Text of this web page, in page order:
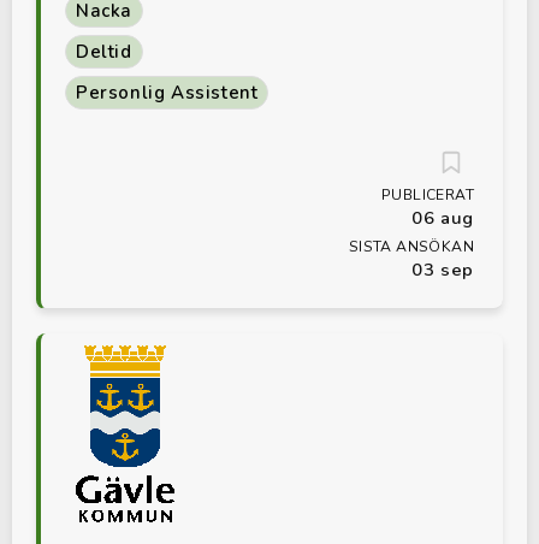
Nacka
Deltid
Personlig Assistent
PUBLICERAT
06 aug
SISTA ANSÖKAN
03 sep